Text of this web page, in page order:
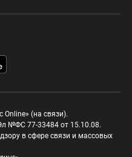
Online» (на связи).
№ФС 77-33484 от 15.10.08.
в сфере связи и массовых